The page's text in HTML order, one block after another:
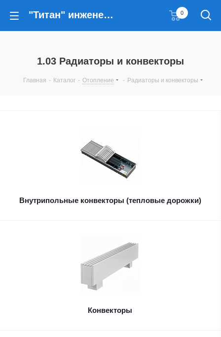
"Титан" инженерные решения 0
1.03 Радиаторы и конвекторы
Главная - Каталог - Отопление - Радиаторы и конвекторы
Внутрипольные конвекторы (тепловые дорожки)
Конвекторы